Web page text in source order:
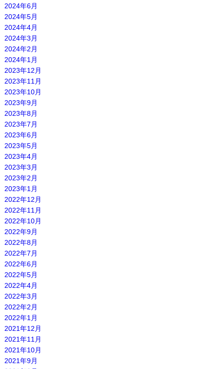
2024年6月
2024年5月
2024年4月
2024年3月
2024年2月
2024年1月
2023年12月
2023年11月
2023年10月
2023年9月
2023年8月
2023年7月
2023年6月
2023年5月
2023年4月
2023年3月
2023年2月
2023年1月
2022年12月
2022年11月
2022年10月
2022年9月
2022年8月
2022年7月
2022年6月
2022年5月
2022年4月
2022年3月
2022年2月
2022年1月
2021年12月
2021年11月
2021年10月
2021年9月